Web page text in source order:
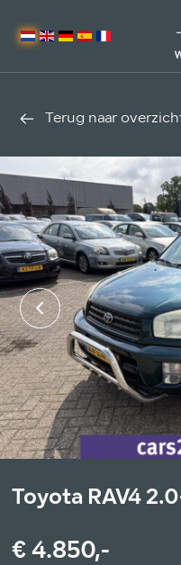
Terug naar
Toyota RAV4
€ 4.850,-